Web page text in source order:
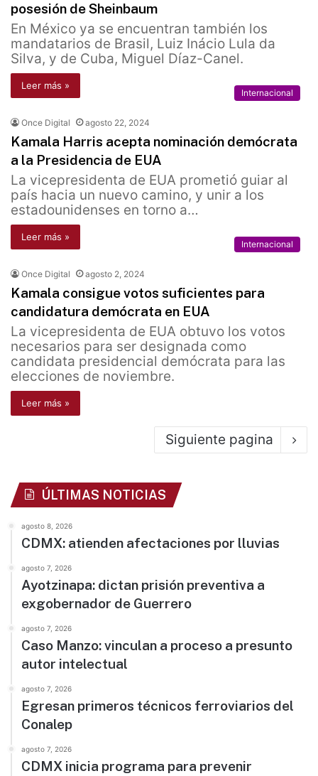
posesión de Sheinbaum
En México ya se encuentran también los
mandatarios de Brasil, Luiz Inácio Lula da
Silva, y de Cuba, Miguel Díaz-Canel.
Leer más »
Internacional
Once Digital agosto 22, 2024
Kamala Harris acepta nominación demócrata
a la Presidencia de EUA
La vicepresidenta de EUA prometió guiar al
país hacia un nuevo camino, y unir a los
estadounidenses en torno a…
Leer más »
Internacional
Once Digital agosto 2, 2024
Kamala consigue votos suficientes para
candidatura demócrata en EUA
La vicepresidenta de EUA obtuvo los votos
necesarios para ser designada como
candidata presidencial demócrata para las
elecciones de noviembre.
Leer más »
Siguiente pagina
ÚLTIMAS NOTICIAS
agosto 8, 2026
CDMX: atienden afectaciones por lluvias
agosto 7, 2026
Ayotzinapa: dictan prisión preventiva a
exgobernador de Guerrero
agosto 7, 2026
Caso Manzo: vinculan a proceso a presunto
autor intelectual
agosto 7, 2026
Egresan primeros técnicos ferroviarios del
Conalep
agosto 7, 2026
CDMX inicia programa para prevenir